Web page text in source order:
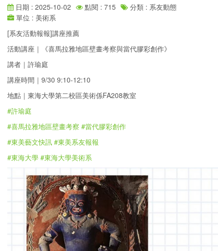
日期 : 2025-10-02 點閱 : 715
分類 : 系友動態
單位 : 美術系
[系友活動報報]講座推薦
活動講座｜《喜馬拉雅地區壁畫考察與當代膠彩創作》
講者｜許瑜庭
講座時間｜9/30 9:10-12:10
地點｜東海大學第二校區美術係FA208教室
#許瑜庭
#喜馬拉雅地區壁畫考察 #當代膠彩創作
#東美藝文快訊 #東美系友報報
#東海大學 #東海大學美術系